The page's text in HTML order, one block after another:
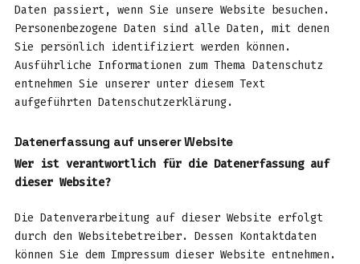
Daten passiert, wenn Sie unsere Website besuchen.
Personenbezogene Daten sind alle Daten, mit denen
Sie persönlich identifiziert werden können.
Ausführliche Informationen zum Thema Datenschutz
entnehmen Sie unserer unter diesem Text
aufgeführten Datenschutzerklärung.
Datenerfassung auf unserer Website
Wer ist verantwortlich für die Datenerfassung auf
dieser Website?
Die Datenverarbeitung auf dieser Website erfolgt
durch den Websitebetreiber. Dessen Kontaktdaten
können Sie dem Impressum dieser Website entnehmen.